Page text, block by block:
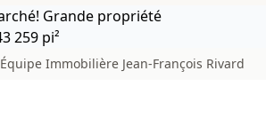
Équipe Immobilière Jean-François Rivard